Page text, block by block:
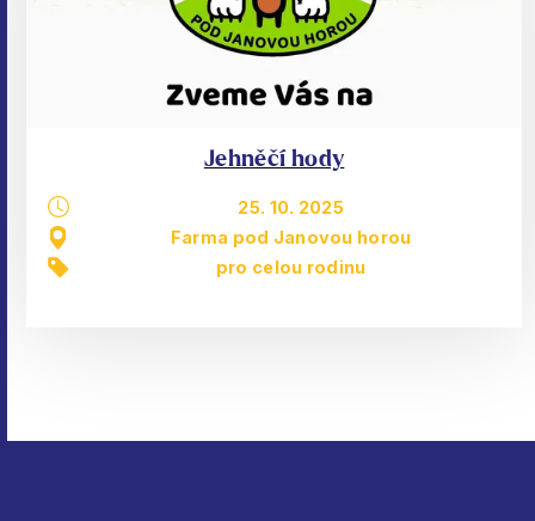
Jehněčí hody
25. 10. 2025
Farma pod Janovou horou
pro celou rodinu